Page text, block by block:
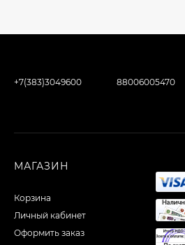
+7(383)3049600 88006005470
МАГАЗИН
Корзина
Личный кабинет
Оформить заказ